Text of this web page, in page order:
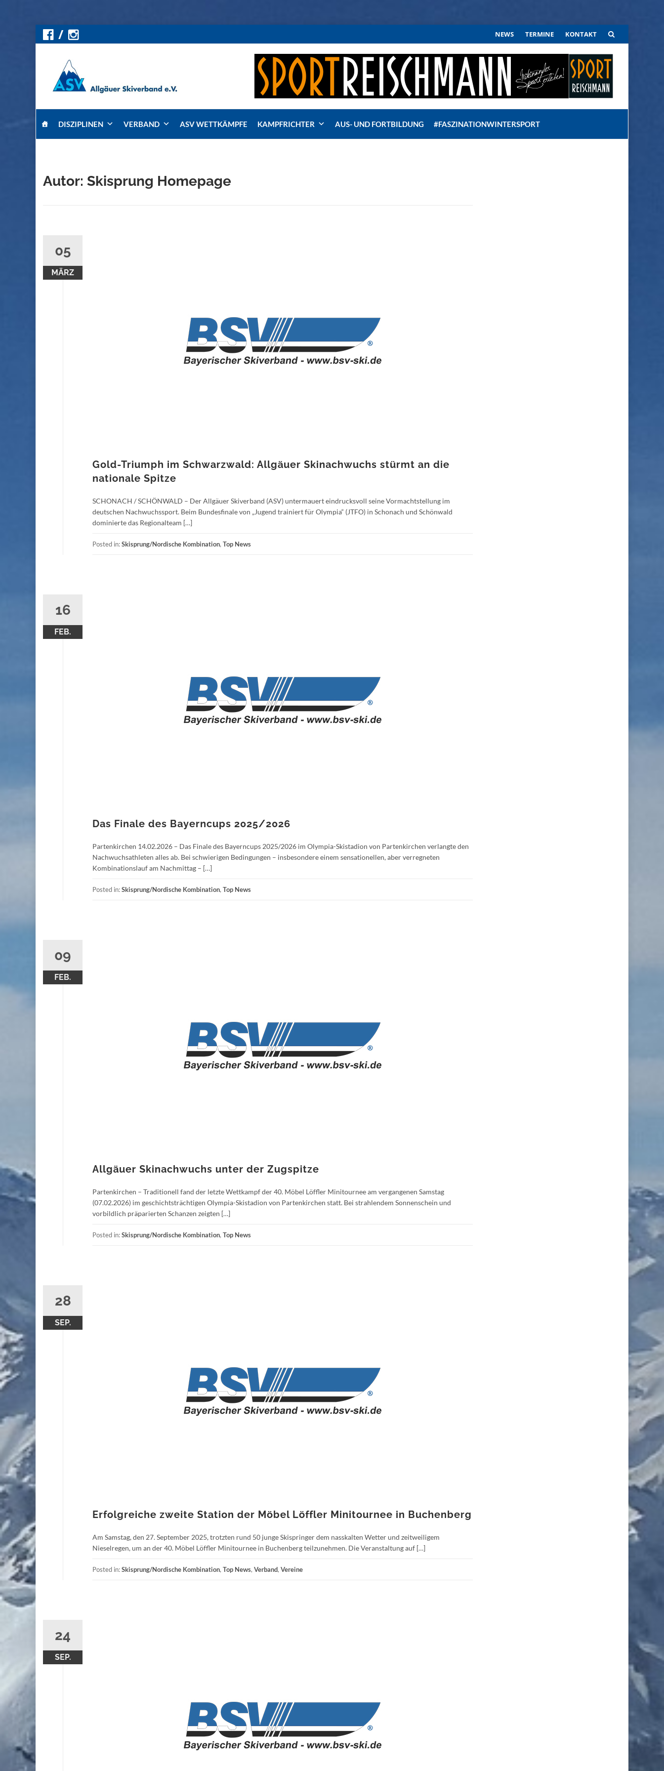
Skip
to
content
NEWS TERMINE KONTAKT
DISZIPLINEN VERBAND ASV WETTKÄMPFE KAMPFRICHTER AUS- UND FORTBILDUNG #FASZINATIONWINTERSPORT
Autor: Skisprung Homepage
05
MÄRZ
Gold-Triumph im Schwarzwald: Allgäuer Skinachwuchs stürmt an die
nationale Spitze
SCHONACH / SCHÖNWALD – Der Allgäuer Skiverband (ASV) untermauert eindrucksvoll seine Vormachtstellung im
deutschen Nachwuchssport. Beim Bundesfinale von „Jugend trainiert für Olympia“ (JTFO) in Schonach und Schönwald
dominierte das Regionalteam […]
Posted in:Skisprung/Nordische Kombination, Top News
16
FEB.
Das Finale des Bayerncups 2025/2026
Partenkirchen 14.02.2026 – Das Finale des Bayerncups 2025/2026 im Olympia-Skistadion von Partenkirchen verlangte den
Nachwuchsathleten alles ab. Bei schwierigen Bedingungen – insbesondere einem sensationellen, aber verregneten
Kombinationslauf am Nachmittag – […]
Posted in:Skisprung/Nordische Kombination, Top News
09
FEB.
Allgäuer Skinachwuchs unter der Zugspitze
Partenkirchen – Traditionell fand der letzte Wettkampf der 40. Möbel Löffler Minitournee am vergangenen Samstag
(07.02.2026) im geschichtsträchtigen Olympia-Skistadion von Partenkirchen statt. Bei strahlendem Sonnenschein und
vorbildlich präparierten Schanzen zeigten […]
Posted in:Skisprung/Nordische Kombination, Top News
28
SEP.
Erfolgreiche zweite Station der Möbel Löffler Minitournee in Buchenberg
Am Samstag, den 27. September 2025, trotzten rund 50 junge Skispringer dem nasskalten Wetter und zeitweiligem
Nieselregen, um an der 40. Möbel Löffler Minitournee in Buchenberg teilzunehmen. Die Veranstaltung auf […]
Posted in:Skisprung/Nordische Kombination, Top News, Verband, Vereine
24
SEP.